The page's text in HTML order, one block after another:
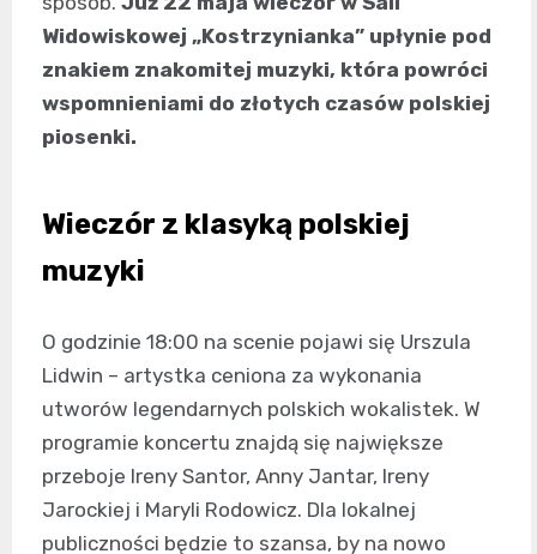
Widowiskowej „Kostrzynianka” upłynie pod
znakiem znakomitej muzyki, która powróci
wspomnieniami do złotych czasów polskiej
piosenki.
Wieczór z klasyką polskiej
muzyki
O godzinie 18:00 na scenie pojawi się Urszula
Lidwin – artystka ceniona za wykonania
utworów legendarnych polskich wokalistek. W
programie koncertu znajdą się największe
przeboje Ireny Santor, Anny Jantar, Ireny
Jarockiej i Maryli Rodowicz. Dla lokalnej
publiczności będzie to szansa, by na nowo